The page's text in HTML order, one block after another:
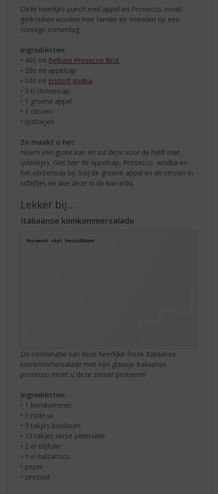
Deze heerlijke punch met appel en Prosecco, moet
gedronken worden met familie en vrienden op een
zonnige zomerdag.
Ingrediënten:
• 400 ml Bellussi Prosecco Brut
• 200 ml appelsap
• 100 ml Eristoff Vodka
• 3 tl citroensap
• 1 groene appel
• 1 citroen
• ijsblokjes
Zo maakt u het:
Neem een grote kan en vul deze voor de helft met
ijsblokjes. Giet hier de appelsap, Prosecco, wodka en
het citroensap bij. Snij de groene appel en de citroen in
schijfjes en doe deze in de kan erbij.
Lekker bij...
Italiaanse komkommersalade
De combinatie van deze heerlijke frisse Italiaanse
komkommersalade met een glaasje Italiaanse
prosecco moet u deze zomer proberen!
Ingrediënten:
• 1 komkommer
• 1 rode ui
• 3 takjes basilicum
• 10 takjes verse peterselie
• 2 el olijfolie
• 1 el balsamico
• peper
• zeezout